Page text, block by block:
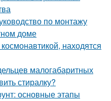
по монтажу
доме
находятся
малогабаритных
стиралку?
основные этапы